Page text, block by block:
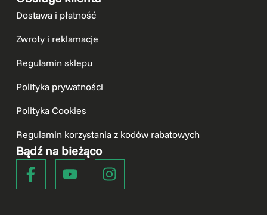
Dostawa i płatność
Zwroty i reklamacje
Regulamin sklepu
Polityka prywatności
Polityka Cookies
Regulamin korzystania z kodów rabatowych
Bądź na bieżąco